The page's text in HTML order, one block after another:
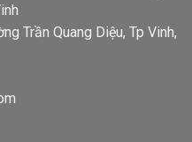
Trần Quang Diệu, Tp Vinh,